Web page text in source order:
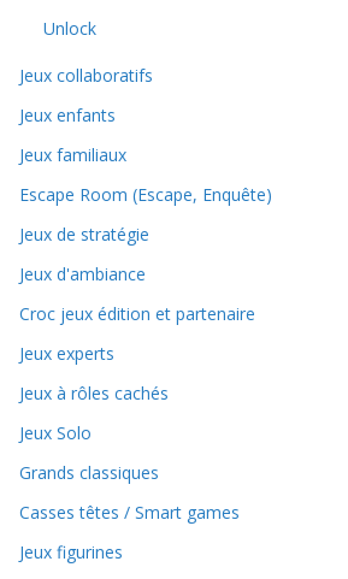
Unlock
Jeux collaboratifs
Jeux enfants
Jeux familiaux
Escape Room (Escape, Enquête)
Jeux de stratégie
Jeux d'ambiance
Croc jeux édition et partenaire
Jeux experts
Jeux à rôles cachés
Jeux Solo
Grands classiques
Casses têtes / Smart games
Jeux figurines